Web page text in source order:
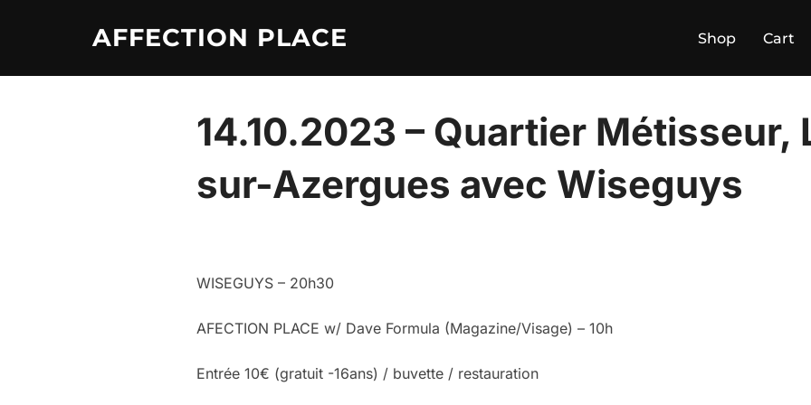
AFFECTION PLACE Shop Cart
14.10.2023 – Quartier Métisseur,
sur-Azergues avec Wiseguys
WISEGUYS – 20h30
AFECTION PLACE w/ Dave Formula (Magazine/Visage) – 10h
Entrée 10€ (gratuit -16ans) / buvette / restauration